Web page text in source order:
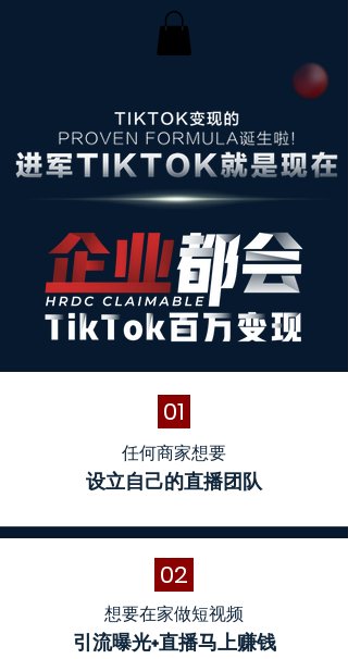
01
任何商家想要
设立自己的直播团队
02
想要在家做短视频
引流曝光+直播马上赚钱